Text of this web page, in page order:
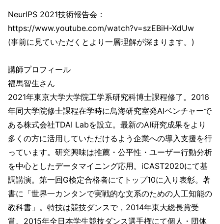
NeurIPS 2021技術報告会：
https://www.youtube.com/watch?v=szEBiH-XdUw
(事前に見ていただくとより一層理解が深まります。)
講師プロフィール
福馬智生さん
2021年東京大学大学院工学系研究科博士課程修了。2016
年同大学院修士課程在学時に鳥海研究室発AIベンチャーで
ある株式会社TDAI Labを設立。最新のAI研究成果をより
多くの方に活用していただけるよう企業への導入支援を行
っています。研究興味は推薦・公平性・ユーザー行動分析
を中心としたデータマイニング応用。iCAST2020にて基
調講演。第一回G検定合格者にてトップ10に入り表彰。著
書に「世界一カンタンで実戦的な文系のための人工知能の
教科書」。特技は競技ダンスで，2014年東大総長賞受
賞。2015年全日本学生競技ダンス選手権にて個人・団体